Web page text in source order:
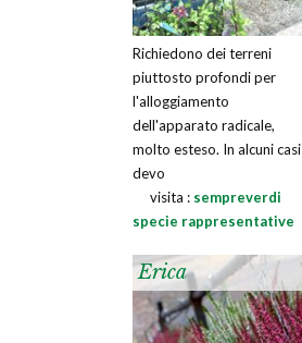
Richiedono dei terreni
piuttosto profondi per
l'alloggiamento
dell'apparato radicale,
molto esteso. In alcuni casi
devo
visita : sempreverdi
specie rappresentative
Erica